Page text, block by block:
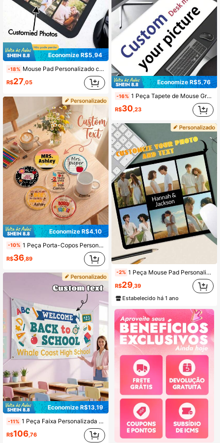
Economize R$5,94
-18% Mouse Pad Personalizado com Foto, Mouse Pad Personalizado Melhor Pai do Mundo com Foto, Acessório de Mesa de Escritório, Mouse Pad com Colagem de Fotos, Presente de Aniversário para Setup de Jogos
R$27,05
Economize R$4,10
-10% 1 Peça Porta-Copos Personalizado para Professor, Porta-Copos com Nome Personalizado, Porta-Copos para Professor, Presentes Atenciosos para Professores, Presente de Fim de Ano, Presente de Agradecimento ao Professor
R$36 ,89
Economize R$13,19
-11% 1 Peça Faixa Personalizada de Boas-Vindas de Volta às Aulas, Texto Personalizado, Decoração de Sala de Aula, Placa Personalizada, Presente Personalizado de Agradecimento ao Professor de Volta às Aulas
R$106,76
Economize R$5,76
-16% 1 Peça Tapete de Mouse Grande DIY, Borda Costurada, Tapete de Mouse de Borracha Antiderrapante, Adequado para Escritório, Laptop, Casa, Tapete de Mouse para Jogos, Acessórios de Mesa, Presente Perfeito para Amigos, Padrão Personalizado
R$30,23
-2% 1 Peça Mouse Pad Personalizado com Foto, Design com Seu Texto e Foto, Bordas Costuradas, Adequado para Escritório, Publicidade, Jogos, Anime, Casamento, Dia das Mães, Dia dos Pais, Dia dos Namorados, Natal, Halloween, Presentes
R$29 ,39
Estabelecido há 1 ano